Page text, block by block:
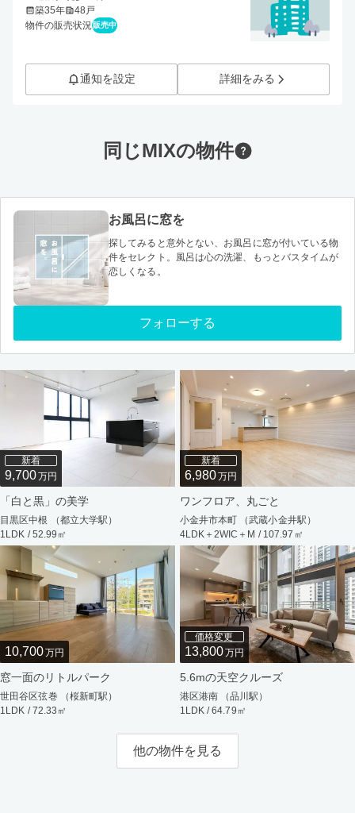
築35年
48戸
物件の販売状況 販売中
通知を設定 詳細をみる
同じMIXの物件
お風呂に窓を
探してみると意外とない、お風呂に窓が付いている物
件をセレクト。風呂は心の洗濯、もっとバスタイムが
恋しくなる。
フォローする
新着
9,700万円
「白と黒」の美学
目黒区中根 （都立大学駅）
1LDK / 52.99㎡
新着
6,980万円
ワンフロア、丸ごと
小金井市本町 （武蔵小金井駅）
4LDK＋2WIC＋M / 107.97㎡
10,700万円
窓一面のリトルパーク
世田谷区弦巻 （桜新町駅）
1LDK / 72.33㎡
価格変更
13,800万円
5.6mの天空クルーズ
港区港南 （品川駅）
1LDK / 64.79㎡
他の物件を見る